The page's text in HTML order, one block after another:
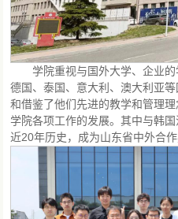
学院重视与国外大学、企业
德国、泰国、意大利、澳大利亚
和借鉴了他们先进的教学和管理
学院各项工作的发展。其中与韩
近20年历史，成为山东省中外合作